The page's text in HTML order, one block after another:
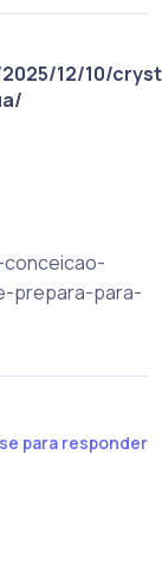
12/10/
prepara-para-
para responder